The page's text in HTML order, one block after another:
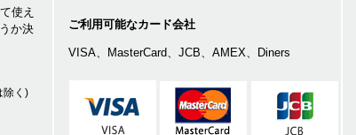
使え
か決
除く)
ご利用可能なカード会社
VISA、MasterCard、JCB、AMEX、Diners